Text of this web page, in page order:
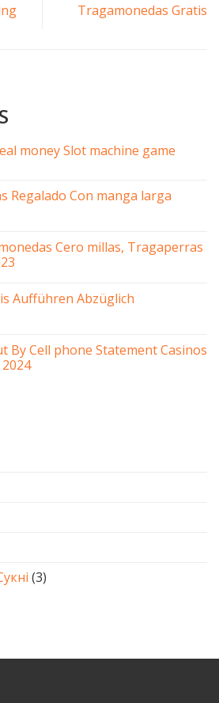
Tragamonedas Gratis
money Slot machine game
Regalado Con manga larga
Cero millas, Tragaperras
Aufführen Abzüglich
By Cell phone Statement Casinos
(3)